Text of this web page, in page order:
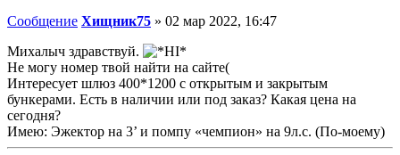
Сообщение Хищник75 » 02 мар 2022, 16:47
Михалыч здравствуй.
Не могу номер твой найти на сайте(
Интересует шлюз 400*1200 с открытым и закрытым
бункерами. Есть в наличии или под заказ? Какая цена на
сегодня?
Имею: Эжектор на 3’ и помпу «чемпион» на 9л.с. (По-моему)